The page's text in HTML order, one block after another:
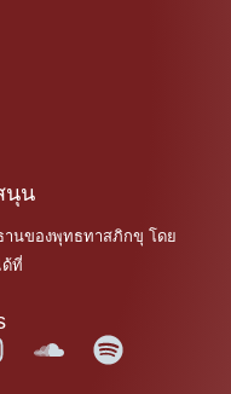
นุน
นของพุทธทาสภิกขุ โดย
ที่